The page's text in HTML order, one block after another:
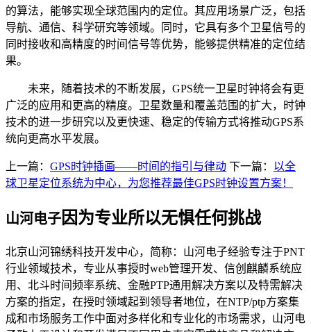
的算法，能够实现全球范围内的定位。其应用场景广泛，包括
导航、通信、科学研究等领域。同时，它具有多个卫星信号的
同时接收和高精度的时间信号等优势，能够提供精准的定位结
果。
未来，随着技术的不断发展，GPS统一卫星时钟将会有更
广泛的应用和更高的精度。卫星数量和覆盖范围的扩大，时钟
技术的进一步研究以及更快速、稳定的传输方式将推动GPS系
统向更高水平发展。
上一篇： GPS时钟插画——时间的指引与律动 下一篇： 以全
球卫星定位系统为中心，为您推荐最佳GPS时钟设置方案！
山河电子因为专业所以无惧任何挑战
北京山河锦绣科技开发中心，简称：山河电子经验专注于PNT
行业领域技术，专业从事授时web管理开发、信创麒麟系统应
用、北斗时间频率系统、金融PTP通用解决方案以及特需解决
方案的指定，在授时领域起到领导者地位，在NTP/ptp方案集
成和市场服务工作中面对多样化和专业化的市场需求，山河电